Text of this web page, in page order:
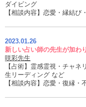
ダイビング
【相談内容】恋愛・縁結び
2023.01.26
新しい占い師の先生が加わ
咲彩先生
【占術】霊感霊視・チャ
生リーディング など
【相談内容】恋愛・復縁